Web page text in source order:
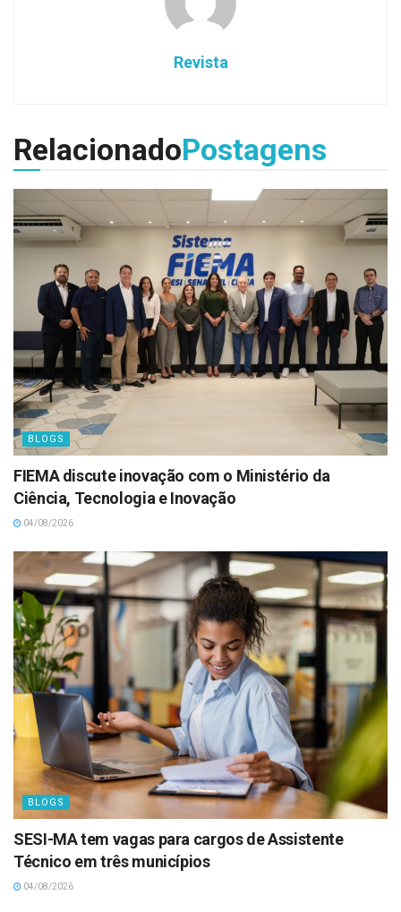
Revista
RelacionadoPostagens
BLOGS
FIEMA discute inovação com o Ministério da
Ciência, Tecnologia e Inovação
04/08/2026
BLOGS
SESI-MA tem vagas para cargos de Assistente
Técnico em três municípios
04/08/2026